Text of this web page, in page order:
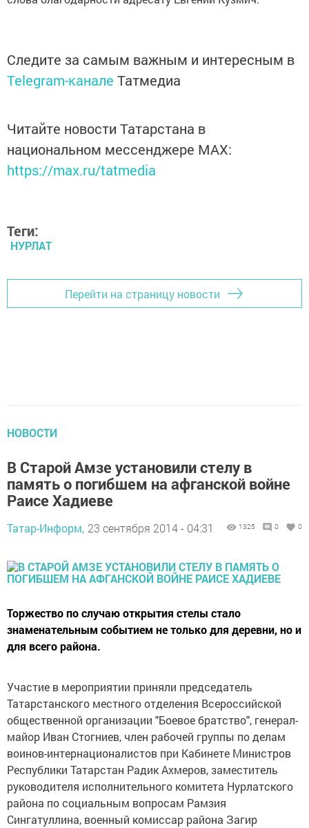
Следите за самым важным и интересным в
Telegram-канале Татмедиа
Читайте новости Татарстана в
национальном мессенджере MАХ:
https://max.ru/tatmedia
Теги:
НУРЛАТ
Перейти на страницу новости
НОВОСТИ
В Старой Амзе установили стелу в
память о погибшем на афганской войне
Раисе Хадиеве
Татар-Информ, 23 сентября 2014 - 04:31 1325 0 0
Торжество по случаю открытия стелы стало
знаменательным событием не только для деревни, но и
для всего района.
Участие в мероприятии приняли председатель
Татарстанского местного отделения Всероссийской
общественной организации "Боевое братство", генерал-
майор Иван Стогниев, член рабочей группы по делам
воинов-интернационалистов при Кабинете Министров
Республики Татарстан Радик Ахмеров, заместитель
руководителя исполнительного комитета Нурлатского
района по социальным вопросам Рамзия
Сингатуллина, военный комиссар района Загир